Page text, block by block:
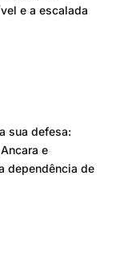
e a escalada
sua defesa:
e
dependência de